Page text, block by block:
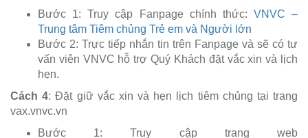
Bước 1: Truy cập Fanpage chính thức: VNVC –
Trung tâm Tiêm chủng Trẻ em và Người lớn
Bước 2: Trực tiếp nhắn tin trên Fanpage và sẽ có tư
vấn viên VNVC hỗ trợ Quý Khách đặt vắc xin và lịch
hẹn.
Cách 4: Đặt giữ vắc xin và hẹn lịch tiêm chủng tại trang
vax.vnvc.vn
Bước 1: Truy cập trang web